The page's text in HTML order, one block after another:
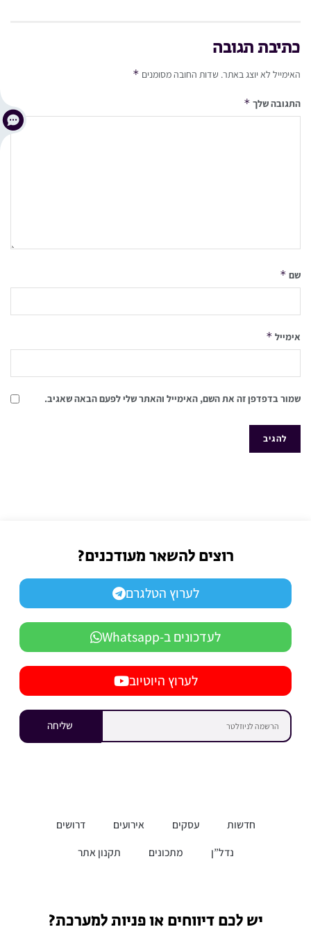
כתיבת תגובה
האימייל לא יוצג באתר. שדות החובה מסומנים *
התגובה שלך *
שם *
אימייל *
שמור בדפדפן זה את השם, האימייל והאתר שלי לפעם הבאה שאגיב.
רוצים להשאר מעודכנים?
לערוץ הטלגרם
לעדכונים ב-Whatsapp
לערוץ היוטיוב
שליחה
חדשות עסקים אירועים
דרושים
נדל”ן
מתכונים תקנון אתר
יש לכם דיווחים או פניות למערכת?